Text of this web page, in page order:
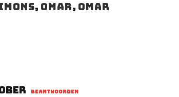
, Omar, Omar
BEANTWOORDEN